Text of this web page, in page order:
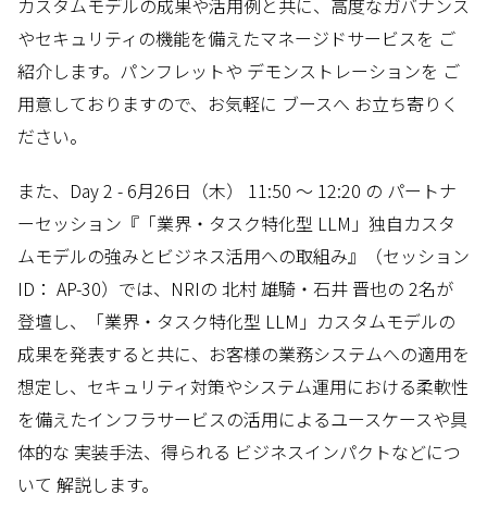
カスタムモデルの成果や活用例と共に、高度なガバナンス
やセキュリティの機能を備えたマネージドサービスを ご
紹介します。パンフレットや デモンストレーションを ご
用意しておりますので、お気軽に ブースへ お立ち寄りく
ださい。
また、Day 2 - 6月26日（木） 11:50 ～ 12:20 の パートナ
ーセッション『「業界・タスク特化型 LLM」独自カスタ
ムモデルの強みとビジネス活用への取組み』（セッション
ID： AP-30）では、NRIの 北村 雄騎・石井 晋也の 2名が
登壇し、「業界・タスク特化型 LLM」カスタムモデルの
成果を発表すると共に、お客様の業務システムへの適用を
想定し、セキュリティ対策やシステム運用における柔軟性
を備えたインフラサービスの活用によるユースケースや具
体的な 実装手法、得られる ビジネスインパクトなどにつ
いて 解説します。